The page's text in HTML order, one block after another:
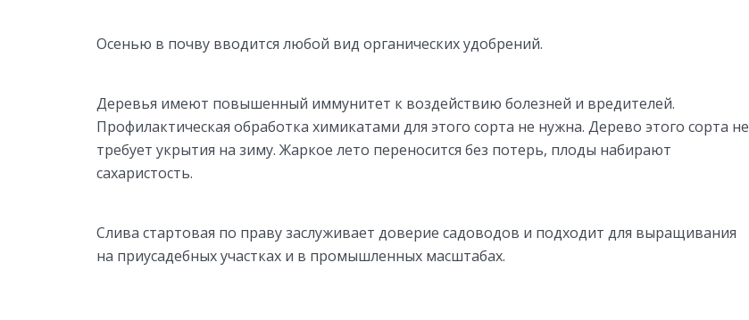
Осенью в почву вводится любой вид органических удобрений.
Деревья имеют повышенный иммунитет к воздействию болезней и вредителей.
Профилактическая обработка химикатами для этого сорта не нужна. Дерево этого сорта не
требует укрытия на зиму. Жаркое лето переносится без потерь, плоды набирают
сахаристость.
Слива стартовая по праву заслуживает доверие садоводов и подходит для выращивания
на приусадебных участках и в промышленных масштабах.